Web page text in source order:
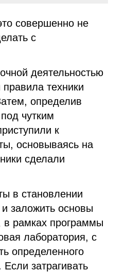
совершенно не
с
деятельностью
техники
определив
чутким
к
основываясь на
сделали
в становлении
заложить основы
в рамках программы
лаборатория, с
определенного
затрагивать